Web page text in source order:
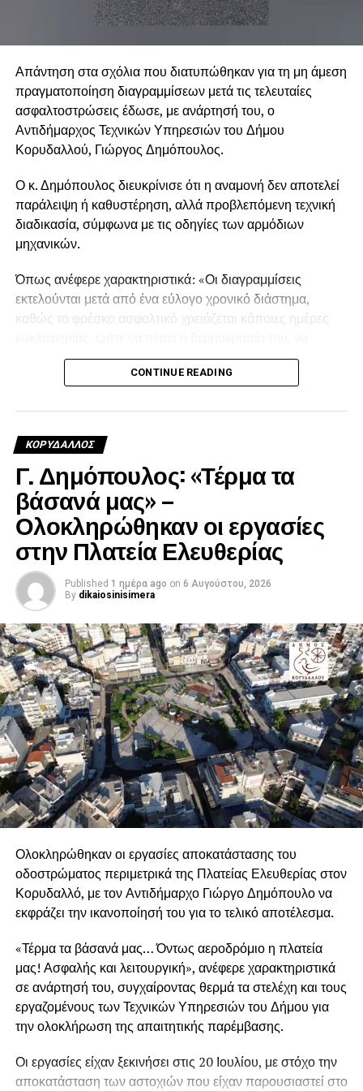
Απάντηση στα σχόλια που διατυπώθηκαν για τη μη άμεση
πραγματοποίηση διαγραμμίσεων μετά τις τελευταίες
ασφαλτοστρώσεις έδωσε, με ανάρτησή του, ο
Αντιδήμαρχος Τεχνικών Υπηρεσιών του Δήμου
Κορυδαλλού, Γιώργος Δημόπουλος.
Ο κ. Δημόπουλος διευκρίνισε ότι η αναμονή δεν αποτελεί
παράλειψη ή καθυστέρηση, αλλά προβλεπόμενη τεχνική
διαδικασία, σύμφωνα με τις οδηγίες των αρμόδιων
μηχανικών.
Όπως ανέφερε χαρακτηριστικά: «Οι διαγραμμίσεις
εκτελούνται μετά από ένα εύλογο χρονικό διάστημα,
καθώς το φρέσκο ασφαλτικό χρειάζεται κάποιες ημέρες
σταματήσει να εκλύει έλαια και να σταθεροποιηθεί. Εάν η
διαγράμμιση γίνει αμέσως μετά την ασφαλτόστρωση, η
ξεφτίζει.
Συνήθως απαιτείται χρονικό διάστημα περίπου τεσσάρων
εβδομάδων, ιδιαίτερα το καλοκαίρι, όταν οι θερμοκρασίες
είναι υψηλές».
Ο Αντιδήμαρχος υπογράμμισε ότι τα παραπάνω
προβλέπονται από την προβλεπόμενη τεχνική διαδικασία
και βασίζονται στις υποδείξεις των υπεύθυνων
μηχανικών.
.
CONTINUE READING
ΚΟΡΥΔΑΛΛΟΣ
Γ. Δημόπουλος: «Τέρμα τα
βάσανά μας» –
Ολοκληρώθηκαν οι εργασίες
στην Πλατεία Ελευθερίας
Published 1 ημέρα ago on 6 Αυγούστου, 2026
By dikaiosinisimera
Ολοκληρώθηκαν οι εργασίες αποκατάστασης του
οδοστρώματος περιμετρικά της Πλατείας Ελευθερίας στον
Κορυδαλλό, με τον Αντιδήμαρχο Γιώργο Δημόπουλο να
εκφράζει την ικανοποίησή του για το τελικό αποτέλεσμα.
«Τέρμα τα βάσανά μας… Όντως αεροδρόμιο η πλατεία
μας! Ασφαλής και λειτουργική», ανέφερε χαρακτηριστικά
σε ανάρτησή του, συγχαίροντας θερμά τα στελέχη και τους
εργαζομένους των Τεχνικών Υπηρεσιών του Δήμου για
την ολοκλήρωση της απαιτητικής παρέμβασης.
Οι εργασίες είχαν ξεκινήσει στις 20 Ιουλίου, με στόχο την
αποκατάσταση των αστοχιών που είχαν παρουσιαστεί στο